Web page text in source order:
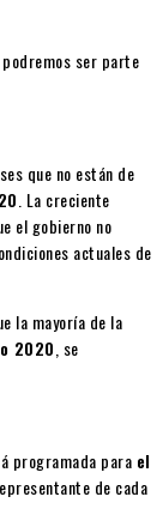
ser parte
que no están de
. La creciente
el gobierno no
actuales de
la mayoría de la
2020 , se
programada para el
de cada